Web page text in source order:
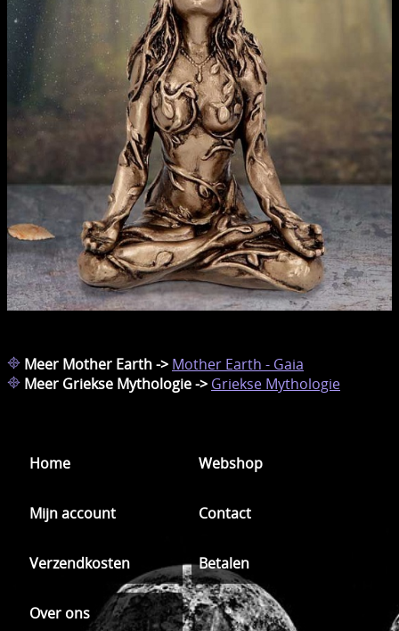
Meer Mother Earth -> Mother Earth - Gaia
Meer Griekse Mythologie -> Griekse Mythologie
Home Webshop
Mijn account Contact
Verzendkosten Betalen
Over ons